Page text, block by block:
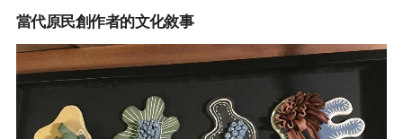
當代原民創作者的文化敘事